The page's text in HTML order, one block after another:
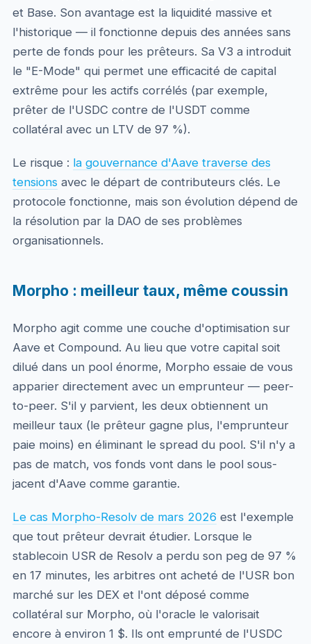
et Base. Son avantage est la liquidité massive et
l'historique — il fonctionne depuis des années sans
perte de fonds pour les prêteurs. Sa V3 a introduit
le "E-Mode" qui permet une efficacité de capital
extrême pour les actifs corrélés (par exemple,
prêter de l'USDC contre de l'USDT comme
collatéral avec un LTV de 97 %).
Le risque : la gouvernance d'Aave traverse des
tensionsavec le départ de contributeurs clés. Le
protocole fonctionne, mais son évolution dépend de
la résolution par la DAO de ses problèmes
organisationnels.
Morpho : meilleur taux, même coussin
Morpho agit comme une couche d'optimisation sur
Aave et Compound. Au lieu que votre capital soit
dilué dans un pool énorme, Morpho essaie de vous
apparier directement avec un emprunteur — peer-
to-peer. S'il y parvient, les deux obtiennent un
meilleur taux (le prêteur gagne plus, l'emprunteur
paie moins) en éliminant le spread du pool. S'il n'y a
pas de match, vos fonds vont dans le pool sous-
jacent d'Aave comme garantie.
Le cas Morpho-Resolv de mars 2026 est l'exemple
que tout prêteur devrait étudier. Lorsque le
stablecoin USR de Resolv a perdu son peg de 97 %
en 17 minutes, les arbitres ont acheté de l'USR bon
marché sur les DEX et l'ont déposé comme
collatéral sur Morpho, où l'oracle le valorisait
encore à environ 1 $. Ils ont emprunté de l'USDC